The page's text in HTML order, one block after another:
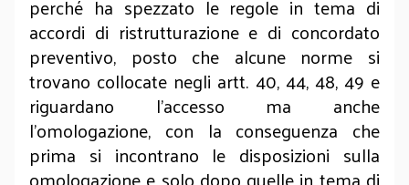
perché ha spezzato le regole in tema di
accordi di ristrutturazione e di concordato
preventivo, posto che alcune norme si
trovano collocate negli artt. 40, 44, 48, 49 e
riguardano l’accesso ma anche
l’omologazione, con la conseguenza che
prima si incontrano le disposizioni sulla